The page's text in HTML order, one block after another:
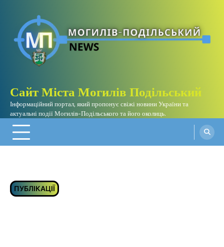
вмісту
Сайт Міста Могилів Подільський
Інформаційний портал, який пропонує свіжі новини України та
актуальні події Могилів-Подільського та його околиць.
ПУБЛІКАЦІЇ